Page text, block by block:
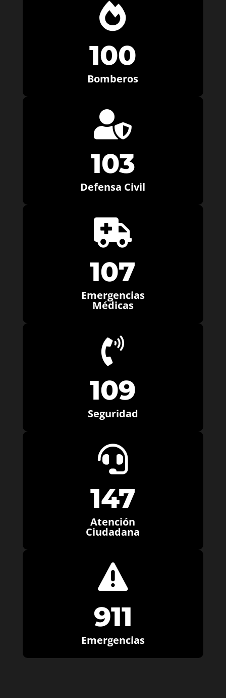

100
Bomberos

103
Defensa Civil

107
Emergencias
Médicas

109
Seguridad

147
Atención
Ciudadana

911
Emergencias